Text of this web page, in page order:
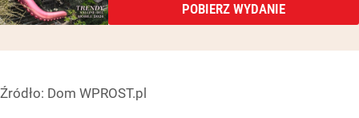
POBIERZ WYDANIE
Źródło: Dom WPROST.pl